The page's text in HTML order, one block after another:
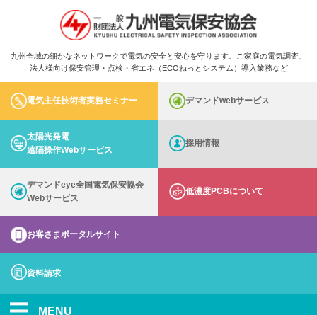
九州全域の細かなネットワークで電気の安全と安心を守ります。ご家庭の電気調査、
法人様向け保安管理・点検・省エネ（ECOねっとシステム）導入業務など
電気主任技術者実務セミナー デマンドwebサービス
太陽光発電
遠隔操作Webサービス
採用情報
デマンドeye全国電気保安協会
Webサービス
低濃度PCBについて
お客さまポータルサイト
資料請求
MENU